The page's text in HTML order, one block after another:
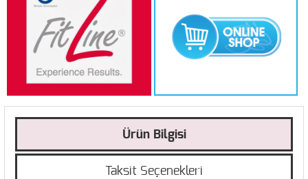
Ürün Bilgisi
Taksit Seçenekleri